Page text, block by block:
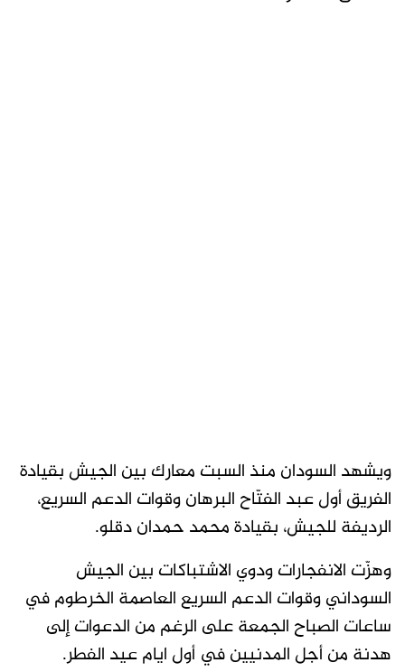
ويشهد السودان منذ السبت معارك بين الجيش بقيادة
الفريق أول عبد الفتّاح البرهان وقوات الدعم السريع،
الرديفة للجيش، بقيادة محمد حمدان دقلو.
وهزّت الانفجارات ودوي الاشتباكات بين الجيش
السوداني وقوات الدعم السريع العاصمة الخرطوم في
ساعات الصباح الجمعة على الرغم من الدعوات إلى
هدنة من أجل المدنيين في أول ايام عيد الفطر.